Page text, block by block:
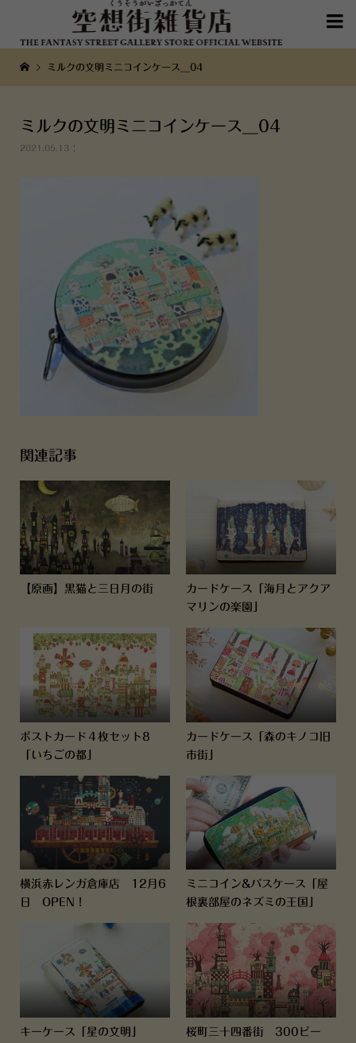

ミルクの文明ミニコインケース__04
ミルクの文明ミニコインケース__04
2021.05.13
関連記事
【原画】黒猫と三日月の街
カードケース「海月とアクア
マリンの楽園」
ポストカード４枚セット8
「いちごの都」
カードケース「森のキノコ旧
市街」
横浜赤レンガ倉庫店 12月6
日 OPEN！
ミニコイン&パスケース「屋
根裏部屋のネズミの王国」
キーケース「星の文明」
桜町三十四番街 300ピー